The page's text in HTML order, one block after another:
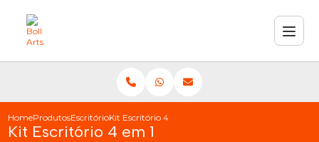
HomeProdutosEscritórioKit Escritório 4 em 1
Kit Escritório 4 em 1